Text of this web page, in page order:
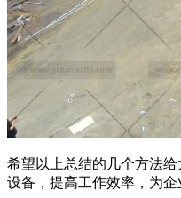
希望以上总结的几个方法
设备，提高工作效率，为企